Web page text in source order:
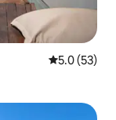
औसत रेटिंग 5
5.0 (53)